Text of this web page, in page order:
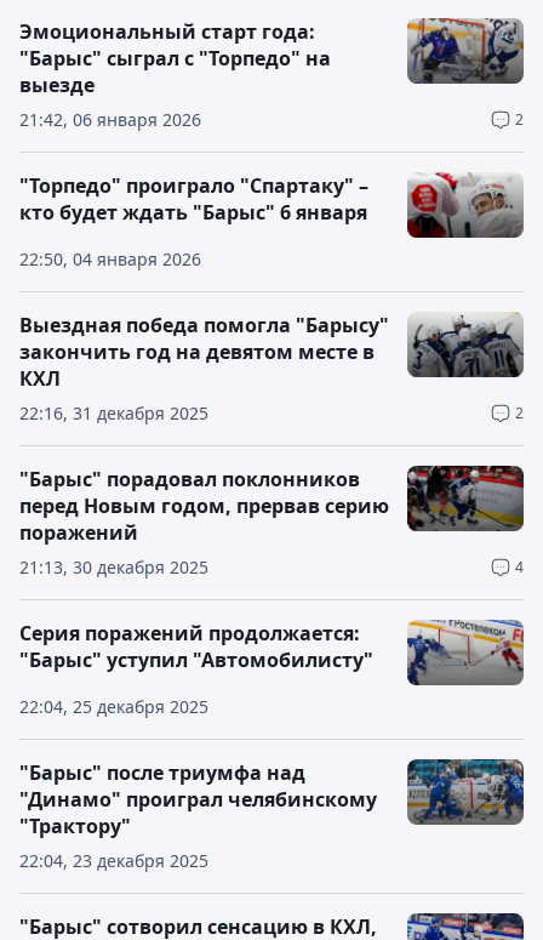
21:42, 06 января 2026 2
Эмоциональный старт года:
"Барыс" сыграл с "Торпедо" на
выезде
22:50, 04 января 2026
"Торпедо" проиграло "Спартаку" –
кто будет ждать "Барыс" 6 января
22:16, 31 декабря 2025 2
Выездная победа помогла "Барысу"
закончить год на девятом месте в
КХЛ
21:13, 30 декабря 2025 4
"Барыс" порадовал поклонников
перед Новым годом, прервав серию
поражений
22:04, 25 декабря 2025
Серия поражений продолжается:
"Барыс" уступил "Автомобилисту"
22:04, 23 декабря 2025
"Барыс" после триумфа над
"Динамо" проиграл челябинскому
"Трактору"
"Барыс" сотворил сенсацию в КХЛ,